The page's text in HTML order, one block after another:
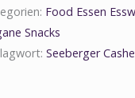
Food Essen
Snacks
Seeberger